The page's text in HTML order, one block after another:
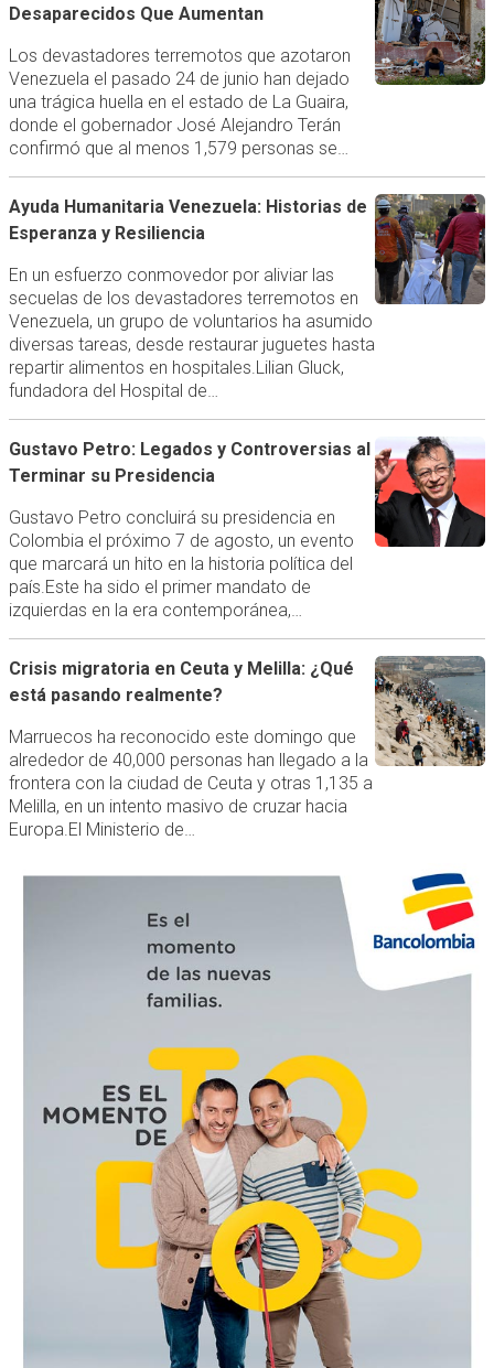
Desaparecidos Que Aumentan
Los devastadores terremotos que azotaron
Venezuela el pasado 24 de junio han dejado
una trágica huella en el estado de La Guaira,
donde el gobernador José Alejandro Terán
confirmó que al menos 1,579 personas se…
Ayuda Humanitaria Venezuela: Historias de
Esperanza y Resiliencia
En un esfuerzo conmovedor por aliviar las
secuelas de los devastadores terremotos en
Venezuela, un grupo de voluntarios ha asumido
diversas tareas, desde restaurar juguetes hasta
repartir alimentos en hospitales.Lilian Gluck,
fundadora del Hospital de…
Gustavo Petro: Legados y Controversias al
Terminar su Presidencia
Gustavo Petro concluirá su presidencia en
Colombia el próximo 7 de agosto, un evento
que marcará un hito en la historia política del
país.Este ha sido el primer mandato de
izquierdas en la era contemporánea,…
Crisis migratoria en Ceuta y Melilla: ¿Qué
está pasando realmente?
Marruecos ha reconocido este domingo que
alrededor de 40,000 personas han llegado a la
frontera con la ciudad de Ceuta y otras 1,135 a
Melilla, en un intento masivo de cruzar hacia
Europa.El Ministerio de…